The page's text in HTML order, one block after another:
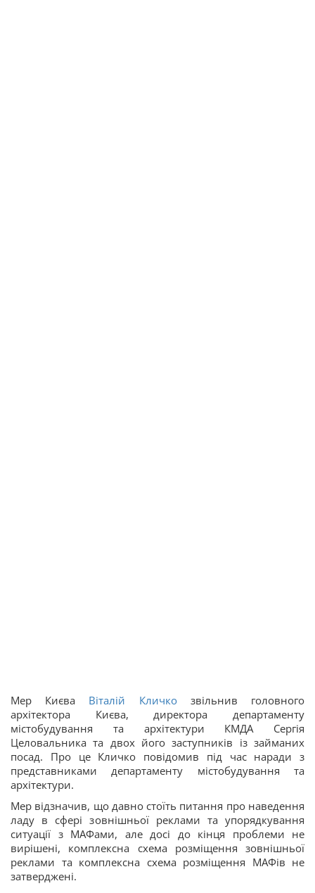
Мер Києва Віталій Кличкозвільнив головного
архітектора Києва, директора департаменту
містобудування та архітектури КМДА Сергія
Целовальника та двох його заступників із займаних
посад. Про це Кличко повідомив під час наради з
представниками департаменту містобудування та
архітектури.
Мер відзначив, що давно стоїть питання про наведення
ладу в сфері зовнішньої реклами та упорядкування
ситуації з МАФами, але досі до кінця проблеми не
вирішені, комплексна схема розміщення зовнішньої
реклами та комплексна схема розміщення МАФів не
затверджені.